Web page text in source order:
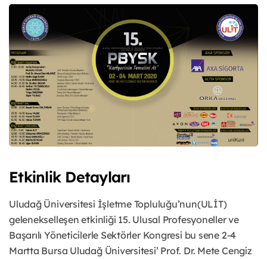
Etkinlik Detayları
Uludağ Üniversitesi İşletme Topluluğu’nun(ULİT)
gelenekselleşen etkinliği 15. Ulusal Profesyoneller ve
Başarılı Yöneticilerle Sektörler Kongresi bu sene 2-4
Martta Bursa Uludağ Üniversitesi’ Prof. Dr. Mete Cengiz